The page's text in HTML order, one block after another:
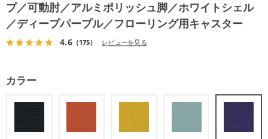
プ／可動肘／アルミポリッシュ脚／ホワイトシェル
／ディープパープル／フローリング用キャスター
4.6（175） レビューを見る
カラー